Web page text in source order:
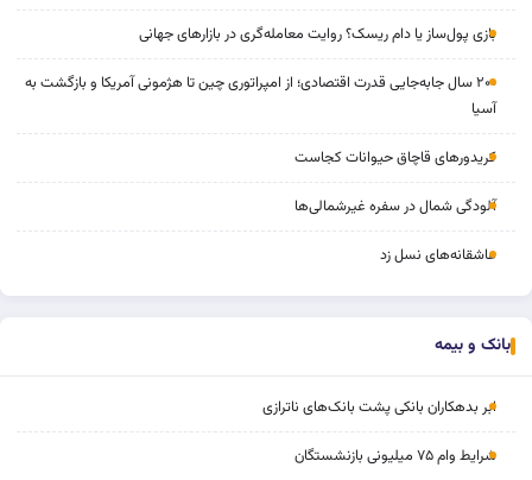
بازی پول‌ساز یا دام ریسک؟ روایت معامله‌گری در بازارهای جهانی
۲۰۰ سال جابه‌جایی قدرت اقتصادی؛ از امپراتوری چین تا هژمونی آمریکا و بازگشت به
آسیا
کریدورهای قاچاق حیوانات کجاست
آلودگی شمال در سفره غیرشمالی‌ها
عاشقانه‌های نسل زد
بانک و بیمه
ابر بدهکاران بانکی پشت بانک‌های ناترازی
شرایط وام ۷۵ میلیونی بازنشستگان